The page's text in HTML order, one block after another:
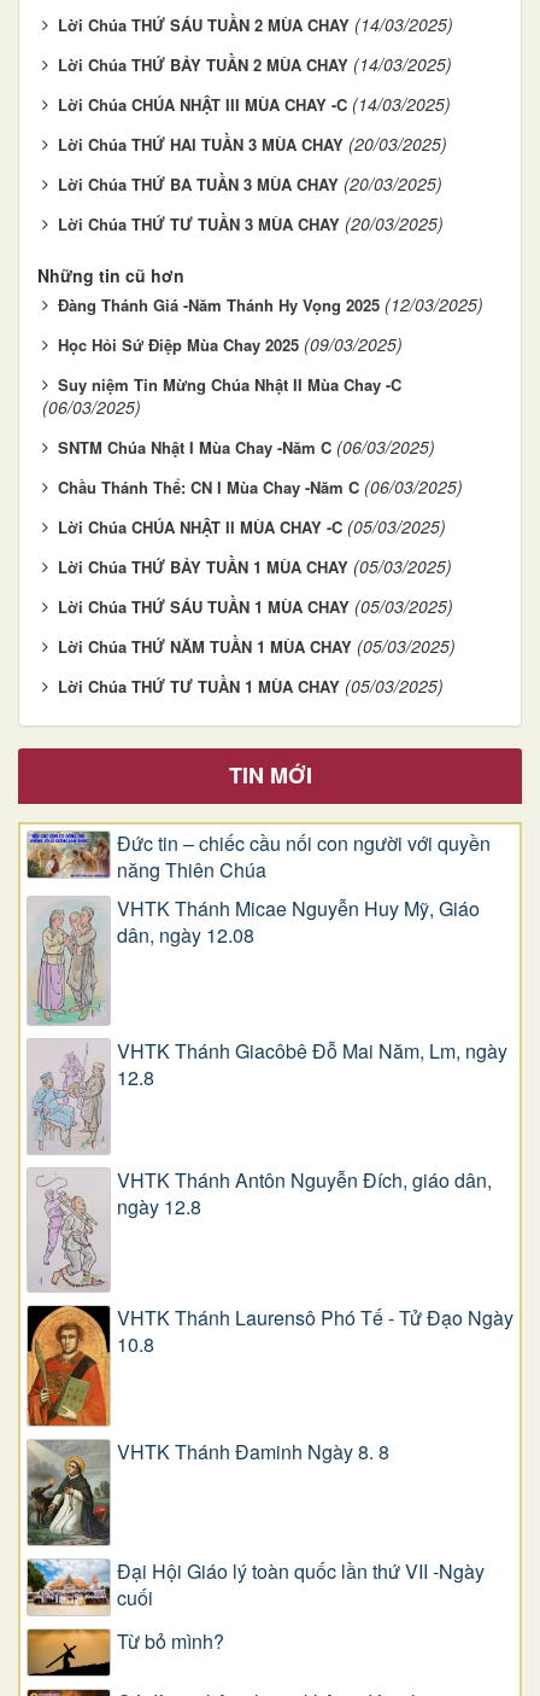
Lời Chúa THỨ SÁU TUẦN 2 MÙA CHAY (14/03/2025)
Lời Chúa THỨ BẢY TUẦN 2 MÙA CHAY (14/03/2025)
Lời Chúa CHÚA NHẬT III MÙA CHAY -C (14/03/2025)
Lời Chúa THỨ HAI TUẦN 3 MÙA CHAY (20/03/2025)
Lời Chúa THỨ BA TUẦN 3 MÙA CHAY (20/03/2025)
Lời Chúa THỨ TƯ TUẦN 3 MÙA CHAY (20/03/2025)
Những tin cũ hơn
Đàng Thánh Giá -Năm Thánh Hy Vọng 2025 (12/03/2025)
Học Hỏi Sứ Điệp Mùa Chay 2025 (09/03/2025)
Suy niệm Tin Mừng Chúa Nhật II Mùa Chay -C
(06/03/2025)
SNTM Chúa Nhật I Mùa Chay -Năm C (06/03/2025)
Chầu Thánh Thể: CN I Mùa Chay -Năm C (06/03/2025)
Lời Chúa CHÚA NHẬT II MÙA CHAY -C (05/03/2025)
Lời Chúa THỨ BẢY TUẦN 1 MÙA CHAY (05/03/2025)
Lời Chúa THỨ SÁU TUẦN 1 MÙA CHAY (05/03/2025)
Lời Chúa THỨ NĂM TUẦN 1 MÙA CHAY (05/03/2025)
Lời Chúa THỨ TƯ TUẦN 1 MÙA CHAY (05/03/2025)
TIN MỚI
Đức tin – chiếc cầu nối con người với quyền
năng Thiên Chúa
VHTK Thánh Micae Nguyễn Huy Mỹ, Giáo
dân, ngày 12.08
VHTK Thánh Giacôbê Ðỗ Mai Năm, Lm, ngày
12.8
VHTK Thánh Antôn Nguyễn Ðích, giáo dân,
ngày 12.8
VHTK Thánh Laurensô Phó Tế - Tử Đạo Ngày
10.8
VHTK Thánh Đaminh Ngày 8. 8
Đại Hội Giáo lý toàn quốc lần thứ VII -Ngày
cuối
Từ bỏ mình?